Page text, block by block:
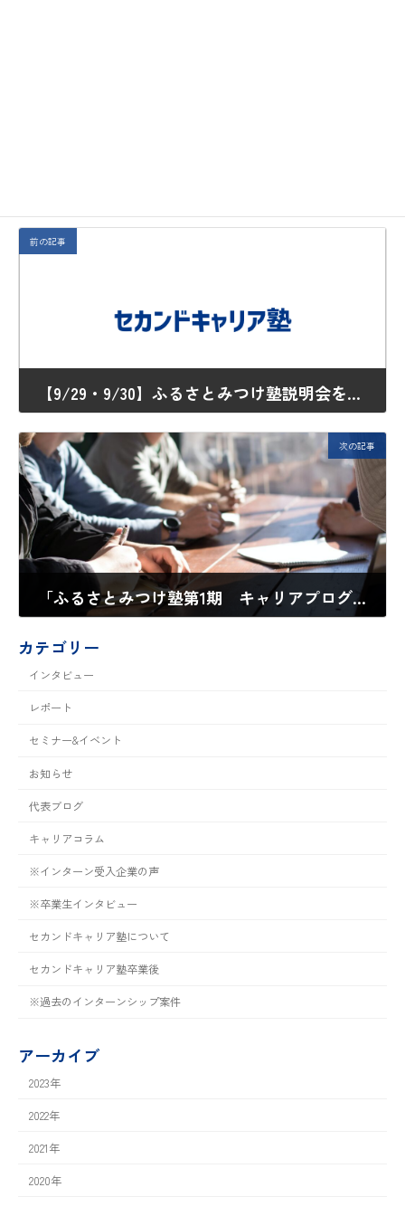
前の記事
【9/29・9/30】ふるさとみつけ塾説明会を再追加開催します！
次の記事
「ふるさとみつけ塾第1期 キャリアプログラムのワークショップを開催しました！」
カテゴリー
インタビュー
レポート
セミナー&イベント
お知らせ
代表ブログ
キャリアコラム
※インターン受入企業の声
※卒業生インタビュー
セカンドキャリア塾について
セカンドキャリア塾卒業後
※過去のインターンシップ案件
アーカイブ
2023年
2022年
2021年
2020年